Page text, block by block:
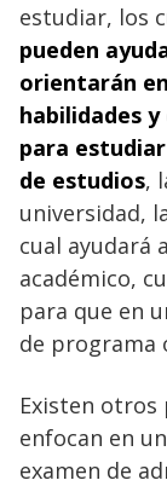
estudiar, los
pueden
orientarán
habilidades
para
de estudios,
universidad,
cual ayudará
académico,
para que en
de programa
Existen otros
enfocan en
examen de